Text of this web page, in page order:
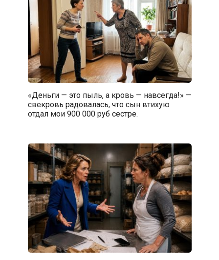
«Деньги — это пыль, а кровь — навсегда!» —
свекровь радовалась, что сын втихую
отдал мои 900 000 руб сестре.